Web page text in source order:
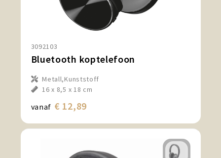
3092103
Bluetooth koptelefoon
Metall,Kunststoff
16 x 8,5 x 18 cm
vanaf € 12,89